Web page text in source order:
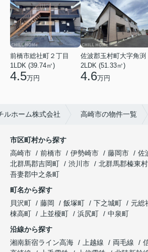
前橋市総社町２丁目
1LDK (39.74㎡)
4.5万円
佐波郡玉村町大字角渕
2LDK (51.33㎡)
4.6万円
ルホーム株式会社 高崎市の物件一覧
市区町村から探す
高崎市
前橋市 伊勢崎市 藤岡市
佐
北群馬郡吉岡町
渋川市 北群馬郡榛東村
吾妻郡中之条町
町名から探す
貝沢町
藤岡 飯塚町 下之城町 元総
棟高町
上並榎町 浜尻町
中泉町
沿線から探す
湘南新宿ライン高海
上越線 両毛線